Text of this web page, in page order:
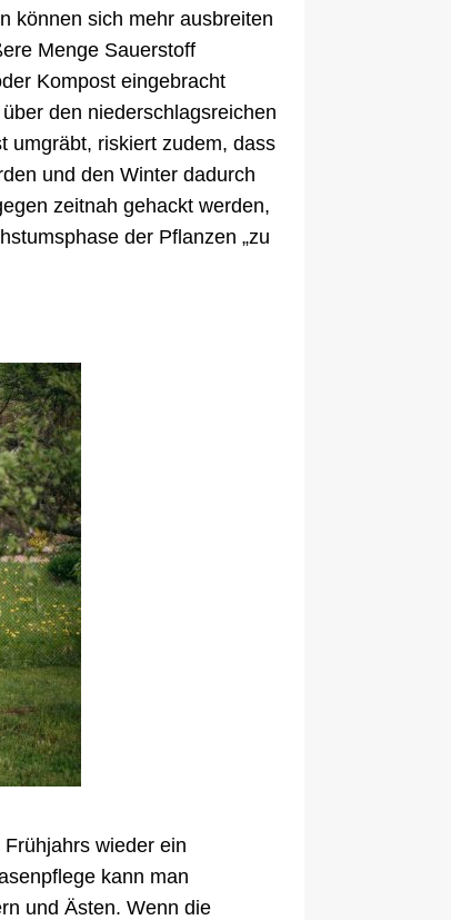
können sich mehr ausbreiten
Menge Sauerstoff
Kompost eingebracht
den niederschlagsreichen
umgräbt, riskiert zudem, dass
und den Winter dadurch
zeitnah gehackt werden,
der Pflanzen „zu
wieder ein
kann man
und Ästen. Wenn die